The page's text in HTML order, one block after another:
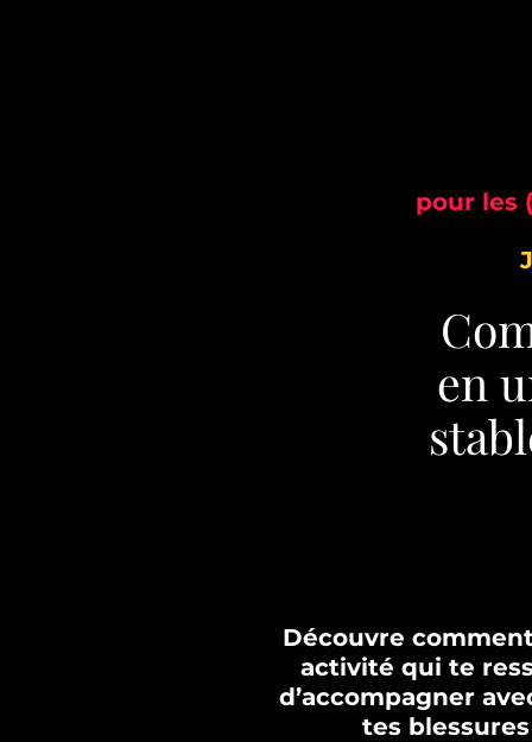
pour les
en
Découvre
activité qui te
d’accompagner
tes